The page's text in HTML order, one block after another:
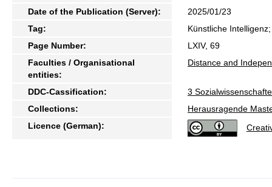
Date of the Publication (Server):
2025/01/23
Tag:
Künstliche
Page Number:
LXIV, 69
Faculties / Organisational
entities:
Distance and
DDC-Cassification:
3
Collections:
Herausragende
Licence (German):